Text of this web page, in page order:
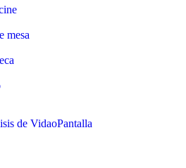
mesa
de VidaoPantalla